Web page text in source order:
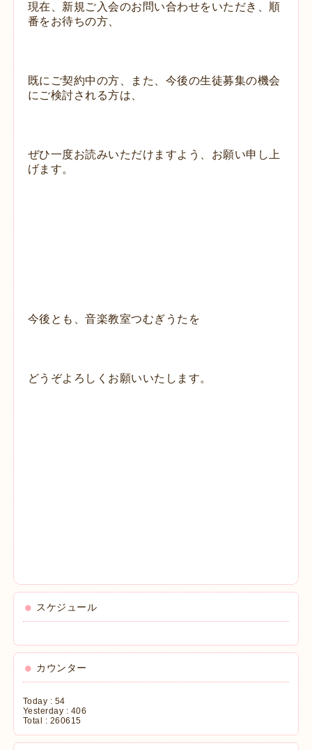
現在、新規ご入会のお問い合わせをいただき、順
番をお待ちの方、
既に ご契約中の方、 また、 今後の生徒募集の機会
にご検討される方は、
ぜひ一度お読みいただけますよう、お願い申し上
げます。
今後とも、音楽教室つむぎうたを
どうぞよろしくお願いいたします。
スケジュール
カウンター
Today : 54
Yesterday : 406
Total : 260615